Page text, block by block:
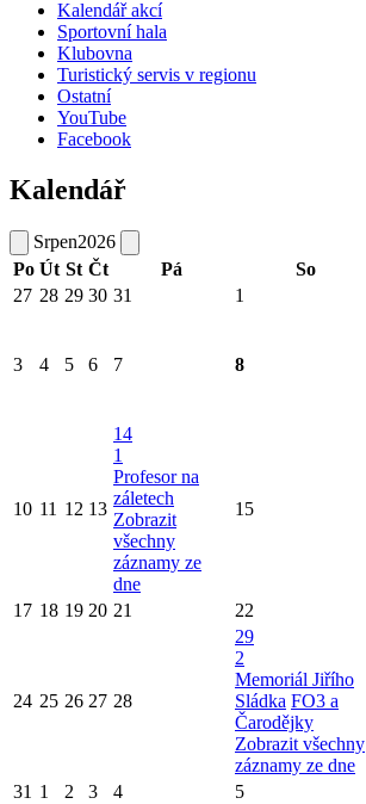
Kalendář akcí
Sportovní hala
Klubovna
Turistický servis v regionu
Ostatní
YouTube
Facebook
Kalendář
Srpen2026
Po Út St Čt Pá So
27 28 29 30 31 1
3 4 5 6 7 8
10 11 12 13
14
1
Profesor na
záletech
Zobrazit
všechny
záznamy ze
dne
15
17 18 19 20 21 22
24 25 26 27 28
29
2
Memoriál Jiřího
Sládka FO3 a
Čarodějky
Zobrazit všechny
záznamy ze dne
31 1 2 3 4 5